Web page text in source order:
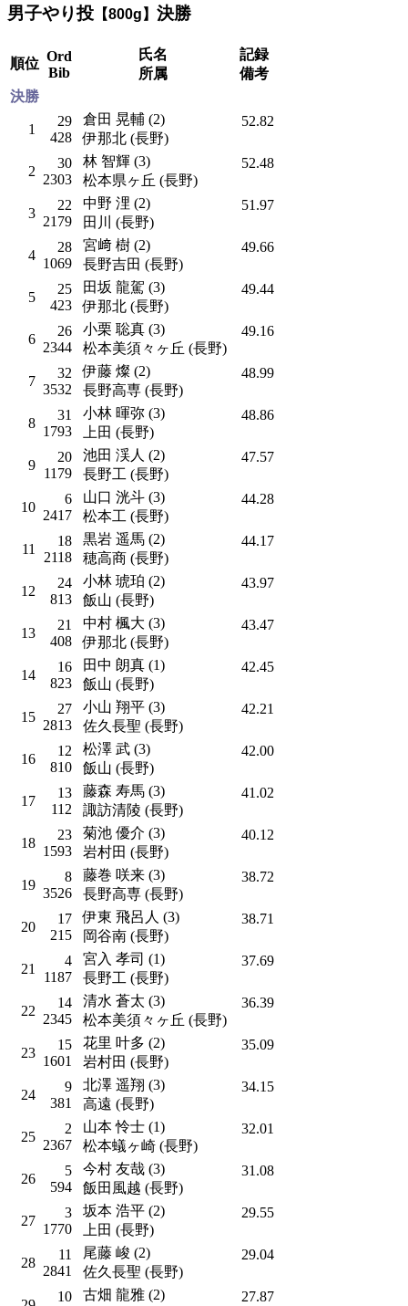
男子やり投 【800g】 決勝
順位 Ord
Bib
氏名
所属
記録
備考
決勝
1
29
428
倉田 晃輔 (2)
伊那北 (長野)
52.82
2
30
2303
林 智輝 (3)
松本県ヶ丘 (長野)
52.48
3
22
2179
中野 浬 (2)
田川 (長野)
51.97
4
28
1069
宮﨑 樹 (2)
長野吉田 (長野)
49.66
5
25
423
田坂 龍駕 (3)
伊那北 (長野)
49.44
6
26
2344
小栗 聡真 (3)
松本美須々ヶ丘 (長野)
49.16
7
32
3532
伊藤 燦 (2)
長野高専 (長野)
48.99
8
31
1793
小林 暉弥 (3)
上田 (長野)
48.86
9
20
1179
池田 渓人 (2)
長野工 (長野)
47.57
10
6
2417
山口 洸斗 (3)
松本工 (長野)
44.28
11
18
2118
黒岩 遥馬 (2)
穂高商 (長野)
44.17
12
24
813
小林 琥珀 (2)
飯山 (長野)
43.97
13
21
408
中村 楓大 (3)
伊那北 (長野)
43.47
14
16
823
田中 朗真 (1)
飯山 (長野)
42.45
15
27
2813
小山 翔平 (3)
佐久長聖 (長野)
42.21
16
12
810
松澤 武 (3)
飯山 (長野)
42.00
17
13
112
藤森 寿馬 (3)
諏訪清陵 (長野)
41.02
18
23
1593
菊池 優介 (3)
岩村田 (長野)
40.12
19
8
3526
藤巻 咲来 (3)
長野高専 (長野)
38.72
20
17
215
伊東 飛呂人 (3)
岡谷南 (長野)
38.71
21
4
1187
宮入 孝司 (1)
長野工 (長野)
37.69
22
14
2345
清水 蒼太 (3)
松本美須々ヶ丘 (長野)
36.39
23
15
1601
花里 叶多 (2)
岩村田 (長野)
35.09
24
9
381
北澤 遥翔 (3)
高遠 (長野)
34.15
25
2
2367
山本 怜士 (1)
松本蟻ヶ崎 (長野)
32.01
26
5
594
今村 友哉 (3)
飯田風越 (長野)
31.08
27
3
1770
坂本 浩平 (2)
上田 (長野)
29.55
28
11
2841
尾藤 峻 (2)
佐久長聖 (長野)
29.04
10
古畑 龍雅 (2)
27.87